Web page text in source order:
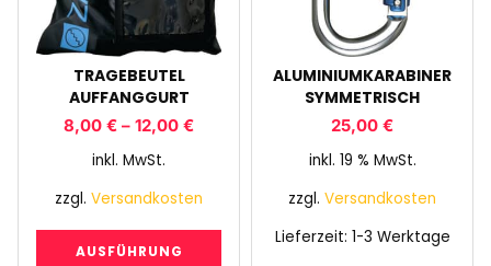
TRAGEBEUTEL
AUFFANGGURT
8,00 € – 12,00 €
inkl. MwSt.
zzgl. Versandkosten
AUSFÜHRUNG
ALUMINIUMKARABINER
SYMMETRISCH
25,00 €
inkl. 19 % MwSt.
zzgl. Versandkosten
Lieferzeit: 1-3 Werktage